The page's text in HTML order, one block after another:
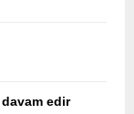
davam edir